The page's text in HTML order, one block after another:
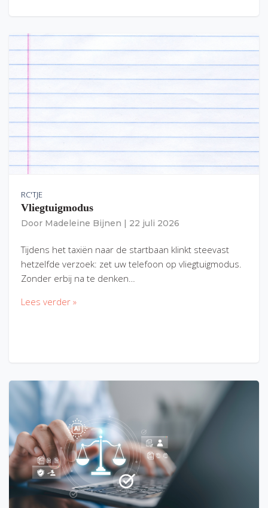
RC'TJE
Vliegtuigmodus
Door Madeleine Bijnen 22 juli 2026
Tijdens het taxiën naar de startbaan klinkt steevast
hetzelfde verzoek: zet uw telefoon op vliegtuigmodus.
Zonder erbij na te denken…
Lees verder »